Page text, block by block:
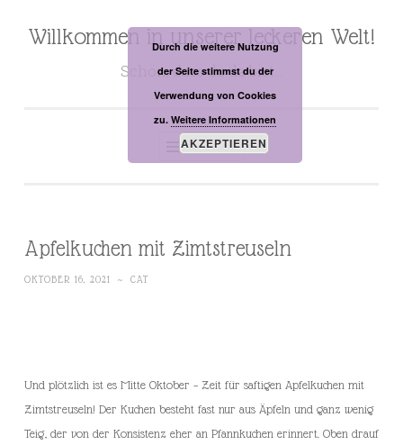
Zum
Willkommen in unserer leckeren Welt!
Schön, dass du da bist…
MENÜ
Apfelkuchen mit Zimtstreuseln
OKTOBER 16, 2021 ~ CAT
Und plötzlich ist es Mitte Oktober – Zeit für saftigen Apfelkuchen mit
Zimtstreuseln! Der Kuchen besteht fast nur aus Äpfeln und ganz wenig
Teig, der von der Konsistenz eher an Pfannkuchen erinnert. Oben drauf
Durch die weitere Nutzung
der Seite stimmst du der
Verwendung von Cookies
zu. Weitere Informationen
AKZEPTIEREN